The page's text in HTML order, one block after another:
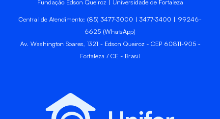
Fundação Edson Queiroz | Universidade de Fortaleza
Central de Atendimento: (85) 3477-3000 | 3477-3400 | 99246-
6625 (WhatsApp)
Av. Washington Soares, 1321 - Edson Queiroz - CEP 60811-905 -
Fortaleza / CE - Brasil